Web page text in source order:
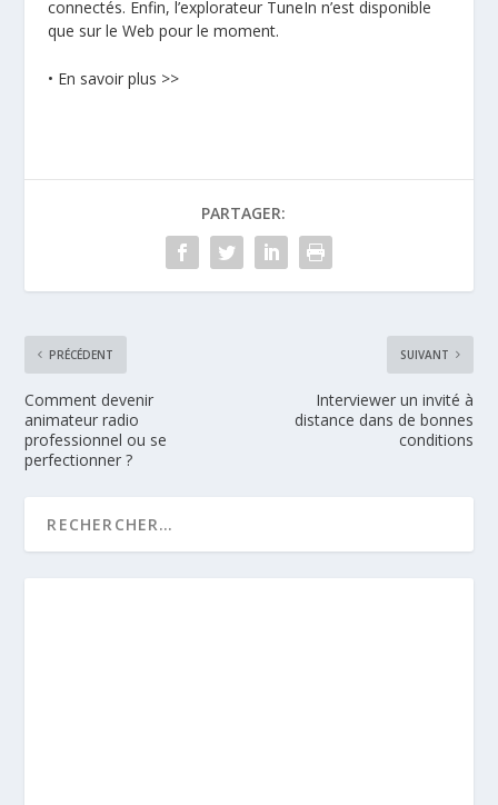
connectés. Enfin, l’explorateur TuneIn n’est disponible
que sur le Web pour le moment.
• En savoir plus >>
PARTAGER:
PRÉCÉDENT
Comment devenir
animateur radio
professionnel ou se
perfectionner ?
SUIVANT
Interviewer un invité à
distance dans de bonnes
conditions